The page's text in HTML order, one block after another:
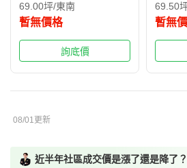
69.00坪/東南
暫無價格
詢底價
69.50
暫無
08/01更新
近半年社區成交價是漲了還是降了？